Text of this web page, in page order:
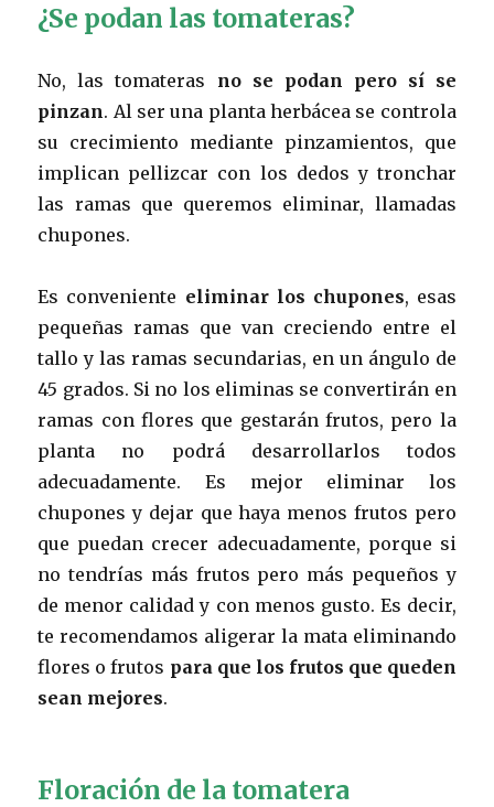
¿Se podan las tomateras?
No, las tomateras no se podan pero sí se
pinzan. Al ser una planta herbácea se controla
su crecimiento mediante pinzamientos, que
implican pellizcar con los dedos y tronchar
las ramas que queremos eliminar, llamadas
chupones.
Es conveniente eliminar los chupones, esas
pequeñas ramas que van creciendo entre el
tallo y las ramas secundarias, en un ángulo de
45 grados. Si no los eliminas se convertirán en
ramas con flores que gestarán frutos, pero la
planta no podrá desarrollarlos todos
adecuadamente. Es mejor eliminar los
chupones y dejar que haya menos frutos pero
que puedan crecer adecuadamente, porque si
no tendrías más frutos pero más pequeños y
de menor calidad y con menos gusto. Es decir,
te recomendamos aligerar la mata eliminando
flores o frutos para que los frutos que queden
sean mejores.
Floración de la tomatera